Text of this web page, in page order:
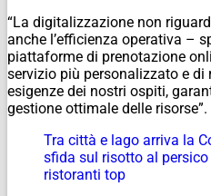
“La digitalizzazione non
anche l’efficienza operativa –
piattaforme di prenotazione
servizio più personalizzato e di
esigenze dei nostri ospiti,
gestione ottimale delle risorse”.
Tra città e lago arriva la
sfida sul risotto al
ristoranti top